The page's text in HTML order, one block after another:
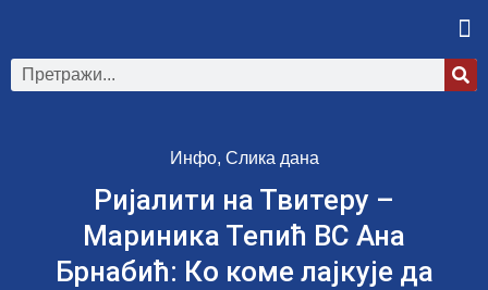
Инфо, Слика дана
Ријалити на Твитеру –
Мариника Тепић ВС Ана
Брнабић: Ко коме лајкује да